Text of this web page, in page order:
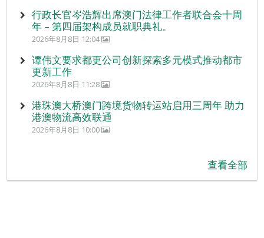
行政长官岑浩辉出席澳门法律工作者联合会十周
年 – 第四届架构成员就职典礼。
2026年8月8日 12:04
谭伟文要求都更公司创新探索多元模式推动都市
更新工作
2026年8月8日 11:28
港珠澳大桥澳门跨境货物转运站启用三周年 助力
港澳物流高效联通
2026年8月8日 10:00
查看全部